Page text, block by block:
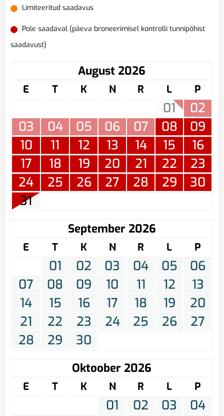
Limiteeritud saadavus
Pole saadaval (päeva broneerimisel kontrolli tunnipõhist
saadavust)
August 2026
E T K N R L P
01
02
03
04 05 06 07 08
09
10
11 12 13 14 15
16
17
18 19 20 21 22
23
24
25 26 27 28 29
30
31
September 2026
E T K N R L P
01 02 03 04 05
06
07
08 09 10 11 12
13
14
15 16 17 18 19
20
21
22 23 24 25 26
27
28
29 30
Oktoober 2026
E T K N R L P
01 02 03
04